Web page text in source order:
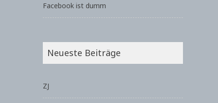
Facebook ist dumm
Neueste Beiträge
ZJ